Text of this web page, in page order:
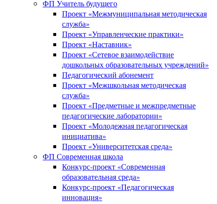
ФП Учитель будущего
Проект «Межмуниципальная методическая
служба»
Проект «Управленческие практики»
Проект «Наставник»
Проект «Сетевое взаимодействие
дошкольных образовательных учреждений»
Педагогический абонемент
Проект «Межшкольная методическая
служба»
Проект «Предметные и межпредметные
педагогические лаборатории»
Проект «Молодежная педагогическая
инициатива»
Проект «Университетская среда»
ФП Современная школа
Конкурс-проект «Современная
образовательная среда»
Конкурс-проект «Педагогическая
инновация»